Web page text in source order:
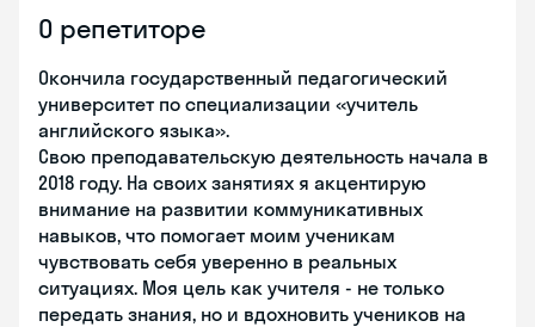
О репетиторе
Окончила государственный педагогический
университет по специализации «учитель
английского языка».
Свою преподавательскую деятельность начала в
2018 году. На своих занятиях я акцентирую
внимание на развитии коммуникативных
навыков, что помогает моим ученикам
чувствовать себя уверенно в реальных
ситуациях. Моя цель как учителя - не только
передать знания, но и вдохновить учеников на